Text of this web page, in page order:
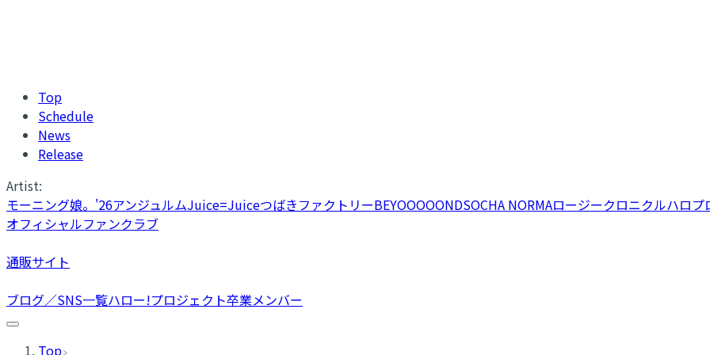
Top
Schedule
News
Release
Artist:
モーニング娘。'26アンジュルムJuice=JuiceつばきファクトリーBEYOOOOONDSOCHA NORMAロージークロニクルハロプ
オフィシャルファンクラブ
通販サイト
ブログ／SNS一覧ハロー!プロジェクト卒業メンバー
Top